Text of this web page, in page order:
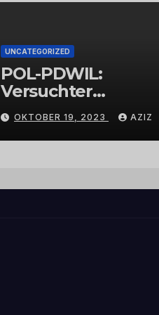
UNCATEGORIZED
POL-PDWIL:
Versuchter
Einbruch im
Gewerbegebiet
Wittlich
OKTOBER 19, 2023 AZIZ